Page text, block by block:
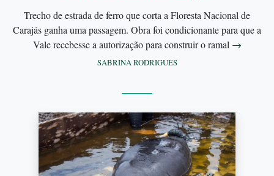
Trecho de estrada de ferro que corta a Floresta Nacional de
Carajás ganha uma passagem. Obra foi condicionante para que a
Vale recebesse a autorização para construir o ramal →
SABRINA RODRIGUES